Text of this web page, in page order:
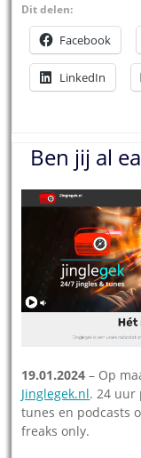
Dit delen:
Facebook
LinkedIn
Ben jij al
19.01.2024 – Op
Jinglegek.nl. 24 uur
tunes en podcasts
freaks only.